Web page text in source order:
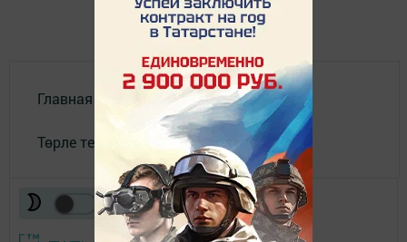
Главная
Төрле темалар